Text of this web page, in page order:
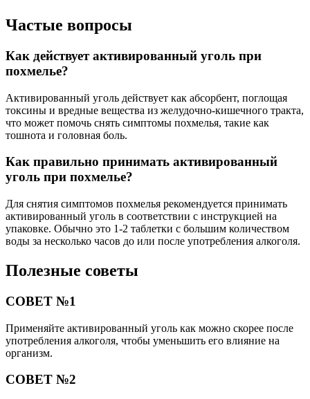
Частые вопросы
Как действует активированный уголь при
похмелье?
Активированный уголь действует как абсорбент, поглощая
токсины и вредные вещества из желудочно-кишечного тракта,
что может помочь снять симптомы похмелья, такие как
тошнота и головная боль.
Как правильно принимать активированный
уголь при похмелье?
Для снятия симптомов похмелья рекомендуется принимать
активированный уголь в соответствии с инструкцией на
упаковке. Обычно это 1-2 таблетки с большим количеством
воды за несколько часов до или после употребления алкоголя.
Полезные советы
СОВЕТ №1
Применяйте активированный уголь как можно скорее после
употребления алкоголя, чтобы уменьшить его влияние на
организм.
СОВЕТ №2